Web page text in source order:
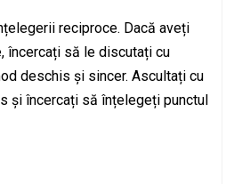
reciproce. Dacă aveți
încercați să le discutați cu
deschis și sincer. Ascultați cu
și încercați să înțelegeți punctul